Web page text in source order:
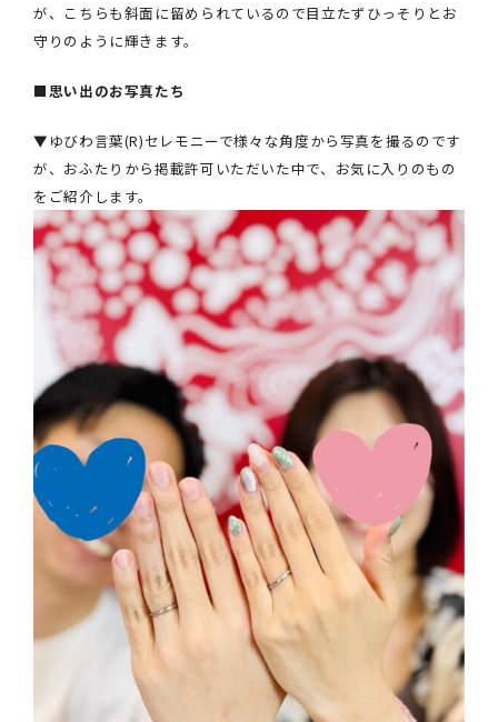
が、こちらも斜面に留められているので目立たずひっそりとお
守りのように輝きます。
■思い出のお写真たち
▼ゆびわ言葉(R)セレモニーで様々な角度から写真を撮るのです
が、おふたりから掲載許可いただいた中で、お気に入りのもの
をご紹介します。